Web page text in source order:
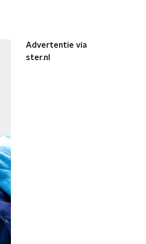
Advertentie via
ster.nl